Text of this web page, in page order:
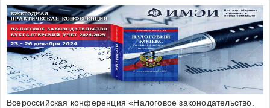
Всероссийская конференция «Налоговое законодательство.